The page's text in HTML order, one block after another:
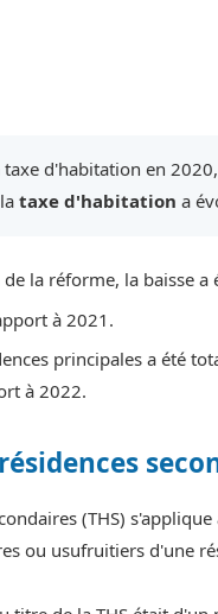
d'habitation en
taxe d'habitation a
la réforme, la baisse
à 2021.
principales a été
à 2022.
(THS)
ou usufruitiers d'une